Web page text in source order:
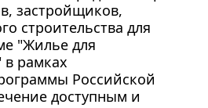
застройщиков,
строительства для
"Жилье для
рамках
Российской
доступным и